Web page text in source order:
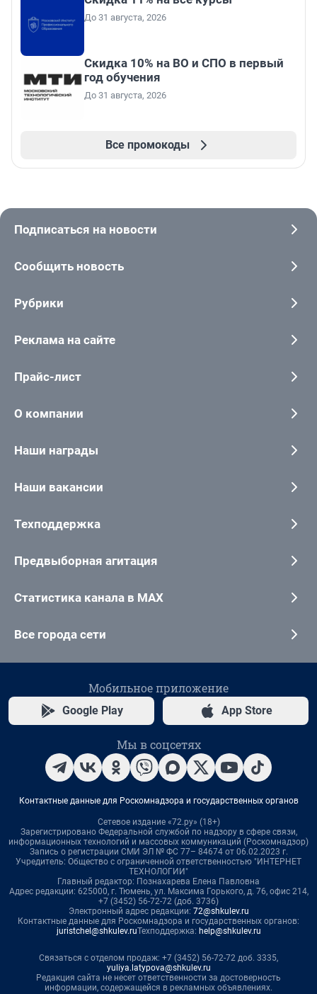
До 31 августа, 2026
Скидка 10% на ВО и СПО в первый
год обучения
До 31 августа, 2026
Все промокоды
Подписаться на новости
Сообщить новость
Рубрики
Реклама на сайте
Прайс-лист
О компании
Наши награды
Наши вакансии
Техподдержка
Предвыборная агитация
Статистика канала в MAX
Все города сети
Мобильное приложение
Google Play App Store
Мы в соцсетях
Контактные данные для Роскомнадзора и государственных органов
Сетевое издание «72.ру» (18+)
Зарегистрировано Федеральной службой по надзору в сфере связи,
информационных технологий и массовых коммуникаций (Роскомнадзор)
Запись о регистрации СМИ ЭЛ № ФС 77– 84674 от 06.02.2023 г.
Учредитель: Общество с ограниченной ответственностью "ИНТЕРНЕТ
ТЕХНОЛОГИИ"
Главный редактор: Познахарева Елена Павловна
Адрес редакции: 625000, г. Тюмень, ул. Максима Горького, д. 76, офис 214,
+7 (3452) 56-72-72 (доб. 3736)
Электронный адрес редакции: 72@shkulev.ru
Контактные данные для Роскомнадзора и государственных органов:
juristchel@shkulev.ruТехподдержка: help@shkulev.ru
Связаться с отделом продаж: +7 (3452) 56-72-72 доб. 3335,
yuliya.latypova@shkulev.ru
Редакция сайта не несет ответственности за достоверность
информации, содержащейся в рекламных объявлениях.